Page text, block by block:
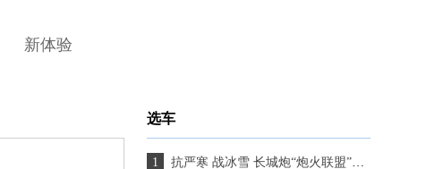
新体验
选车
抗严寒 战冰雪 长城炮“炮火联盟”千里驰援助力新疆牧民转场